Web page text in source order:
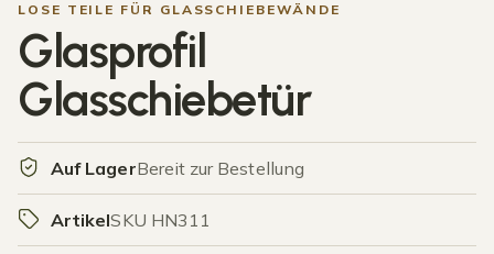
LOSE TEILE FÜR GLASSCHIEBEWÄNDE
Glasprofil
Glasschiebetür
Auf LagerBereit zur Bestellung
ArtikelSKU HN311